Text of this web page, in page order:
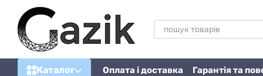
Перейти до основного контенту
Каталог Оплата і доставка Гарантія та